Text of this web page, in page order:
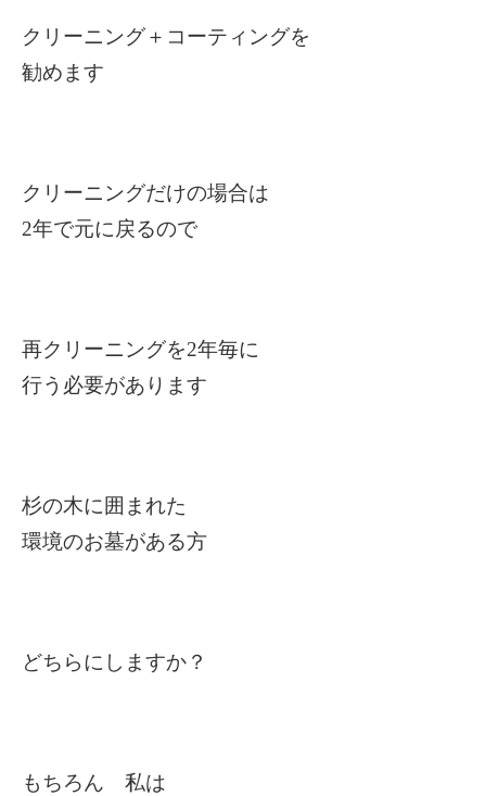
クリーニング＋コーティングを
勧めます
クリーニングだけの場合は
2年で元に戻るので
再クリーニングを2年毎に
行う必要があります
杉の木に囲まれた
環境のお墓がある方
どちらにしますか？
もちろん 私は